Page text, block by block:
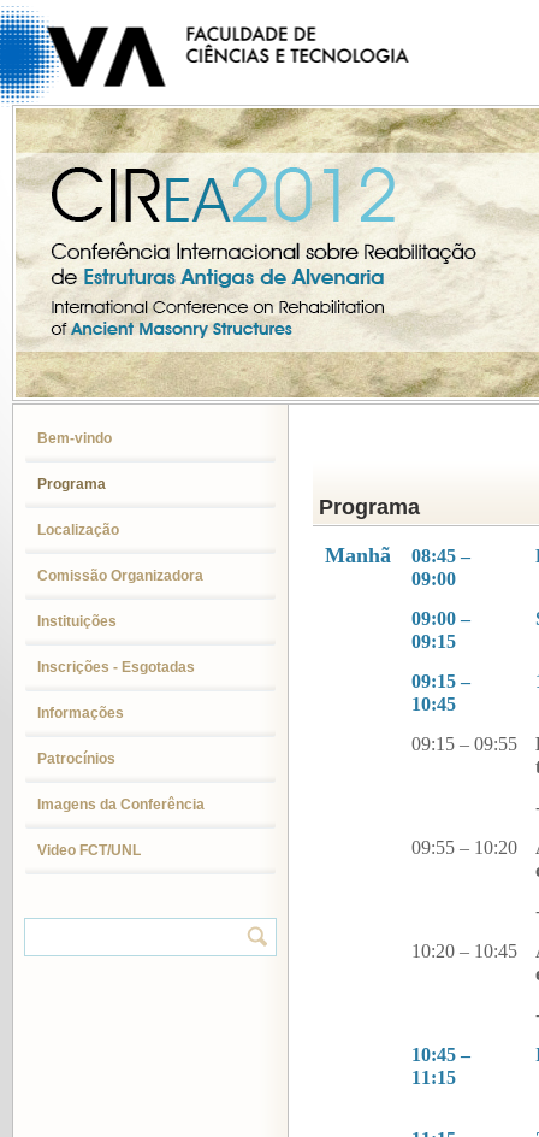
Programa
Manhã
08:45 –
09:00
09:00 –
09:15
09:15 –
10:45
09:15 – 09:55
09:55 – 10:20
10:20 – 10:45
10:45 –
11:15
Bem-vindo
Programa
Localização
Comissão Organizadora
Instituições
Inscrições - Esgotadas
Informações
Patrocínios
Imagens da Conferência
Video FCT/UNL